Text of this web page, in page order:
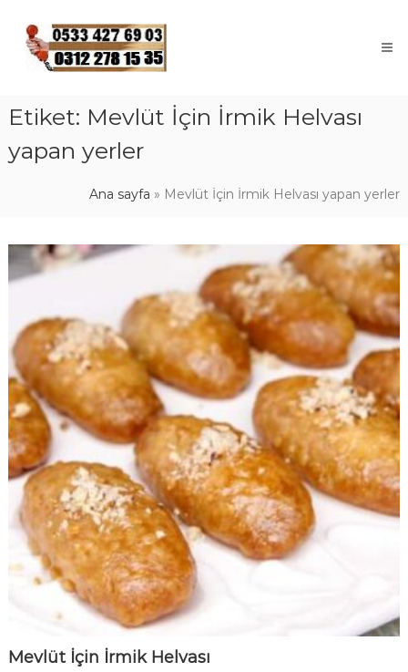
content
Etiket: Mevlüt İçin İrmik Helvası
yapan yerler
Ana sayfa » Mevlüt İçin İrmik Helvası yapan yerler
Mevlüt İçin İrmik Helvası